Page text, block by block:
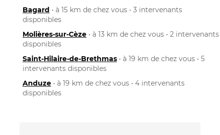
Bagard • à 15 km de chez vous • 3 intervenants
disponibles
Molières-sur-Cèze • à 13 km de chez vous • 2 intervenants
disponibles
Saint-Hilaire-de-Brethmas • à 19 km de chez vous • 5
intervenants disponibles
Anduze • à 19 km de chez vous • 4 intervenants
disponibles